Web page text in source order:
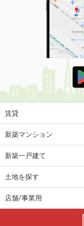
賃貸
新築マンション
新築一戸建て
土地を探す
店舗/事業用